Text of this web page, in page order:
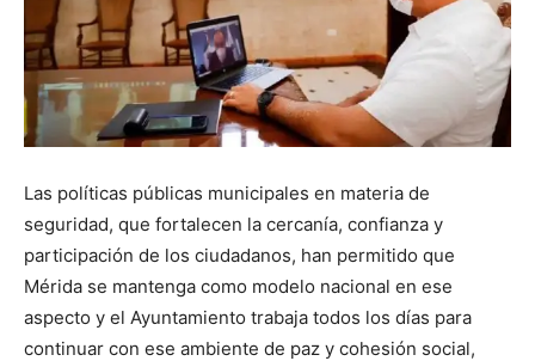
Las políticas públicas municipales en materia de
seguridad, que fortalecen la cercanía, confianza y
participación de los ciudadanos, han permitido que
Mérida se mantenga como modelo nacional en ese
aspecto y el Ayuntamiento trabaja todos los días para
continuar con ese ambiente de paz y cohesión social,